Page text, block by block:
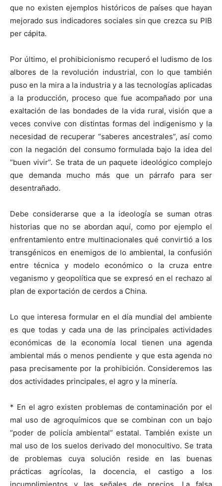
que no existen ejemplos históricos de países que hayan
mejorado sus indicadores sociales sin que crezca su PIB
per cápita.
Por último, el prohibicionismo recuperó el ludismo de los
albores de la revolución industrial, con lo que también
puso en la mira a la industria y a las tecnologías aplicadas
a la producción, proceso que fue acompañado por una
exaltación de las bondades de la vida rural, visión que a
veces convive con distintas formas del indigenismo y la
necesidad de recuperar “saberes ancestrales”, así como
con la negación del consumo formulada bajo la idea del
“buen vivir”. Se trata de un paquete ideológico complejo
que demanda mucho más que un párrafo para ser
desentrañado.
Debe considerarse que a la ideología se suman otras
historias que no se abordan aquí, como por ejemplo el
enfrentamiento entre multinacionales qué convirtió a los
transgénicos en enemigos de lo ambiental, la confusión
entre técnica y modelo económico o la cruza entre
veganismo y geopolítica que se expresó en el rechazo al
plan de exportación de cerdos a China.
Lo que interesa formular en el día mundial del ambiente
es que todas y cada una de las principales actividades
económicas de la economía local tienen una agenda
ambiental más o menos pendiente y que esta agenda no
pasa precisamente por la prohibición. Consideremos las
dos actividades principales, el agro y la minería.
* En el agro existen problemas de contaminación por el
mal uso de agroquímicos que se combinan con un bajo
“poder de policía ambiental” estatal. También existe un
mal uso de los suelos derivado del monocultivo. Se trata
de problemas cuya solución reside en las buenas
prácticas agrícolas, la docencia, el castigo a los
incumplimientos y las señales de precios. La falsa